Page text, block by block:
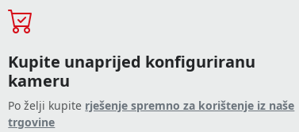
Kupite unaprijed konfiguriranu
kameru
Po želji kupite rješenje spremno za korištenje iz naše
trgovine